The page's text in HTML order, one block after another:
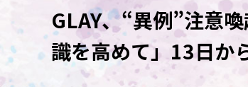
GLAY、“異例”注意
識を高めて」13日か